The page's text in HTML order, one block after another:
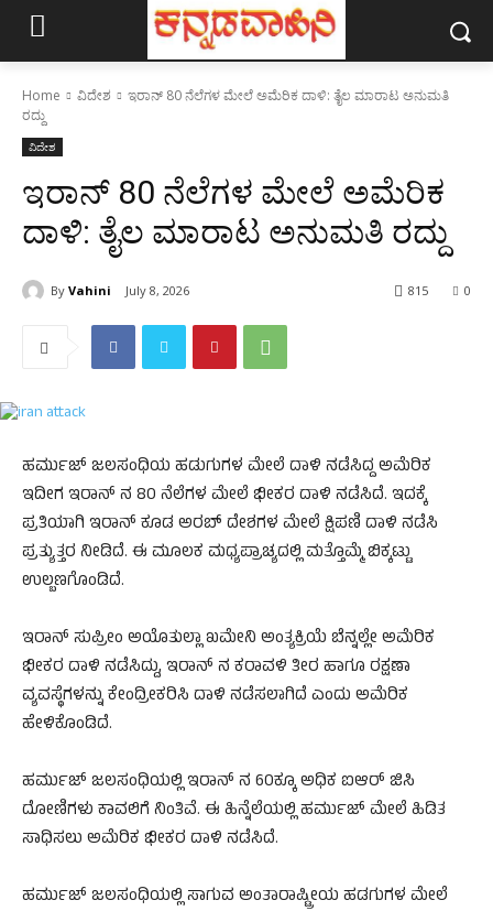
Home ವಿದೇಶ
ಇರಾನ್‌ 80 ನೆಲೆಗಳ ಮೇಲೆ ಅಮೆರಿಕ ದಾಳಿ: ತೈಲ ಮಾರಾಟ ಅನುಮತಿ
ರದ್ದು
ವಿದೇಶ
ಇರಾನ್‌ 80 ನೆಲೆಗಳ ಮೇಲೆ ಅಮೆರಿಕ
ದಾಳಿ: ತೈಲ ಮಾರಾಟ ಅನುಮತಿ ರದ್ದು
By Vahini July 8, 2026 0
815
ಹರ್ಮುಜ್‌ ಜಲಸಂಧಿಯ ಹಡುಗುಗಳ ಮೇಲೆ ದಾಳಿ ನಡೆಸಿದ್ದ ಅಮೆರಿಕ
ಇದೀಗ ಇರಾನ್‌ ನ 80 ನೆಲೆಗಳ ಮೇಲೆ ಭೀಕರ ದಾಳಿ ನಡೆಸಿದೆ. ಇದಕ್ಕೆ
ಪ್ರತಿಯಾಗಿ ಇರಾನ್‌ ಕೂಡ ಅರಬ್‌ ದೇಶಗಳ ಮೇಲೆ ಕ್ಷಿಪಣಿ ದಾಳಿ ನಡೆಸಿ
ಪ್ರತ್ಯುತ್ತರ ನೀಡಿದೆ. ಈ ಮೂಲಕ ಮಧ್ಯಪ್ರಾಚ್ಯದಲ್ಲಿ ಮತ್ತೊಮ್ಮೆ ಬಿಕ್ಕಟ್ಟು
ಉಲ್ಬಣಗೊಂಡಿದೆ.
ಇರಾನ್‌ ಸುಪ್ರೀಂ ಅಯೊತುಲ್ಲಾ ಖಮೇನಿ ಅಂತ್ಯಕ್ರಿಯೆ ಬೆನ್ನಲ್ಲೇ ಅಮೆರಿಕ
ಭೀಕರ ದಾಳಿ ನಡೆಸಿದ್ದು, ಇರಾನ್‌ ನ ಕರಾವಳಿ ತೀರ ಹಾಗೂ ರಕ್ಷಣಾ
ವ್ಯವಸ್ಥೆಗಳನ್ನು ಕೇಂದ್ರೀಕರಿಸಿ ದಾಳಿ ನಡೆಸಲಾಗಿದೆ ಎಂದು ಅಮೆರಿಕ
ಹೇಳಿಕೊಂಡಿದೆ.
ಹರ್ಮುಜ್‌ ಜಲಸಂಧಿಯಲ್ಲಿ ಇರಾನ್‌ ನ 60ಕ್ಕೂ ಅಧಿಕ ಐಆರ್‌ ಜಿಸಿ
ದೋಣಿಗಳು ಕಾವಲಿಗೆ ನಿಂತಿವೆ. ಈ ಹಿನ್ನೆಲೆಯಲ್ಲಿ ಹರ್ಮುಜ್‌ ಮೇಲೆ ಹಿಡಿತ
ಸಾಧಿಸಲು ಅಮೆರಿಕ ಭೀಕರ ದಾಳಿ ನಡೆಸಿದೆ.
ಹರ್ಮುಜ್‌ ಜಲಸಂಧಿಯಲ್ಲಿ ಸಾಗುವ ಅಂತಾರಾಷ್ಟ್ರೀಯ ಹಡಗುಗಳ ಮೇಲೆ